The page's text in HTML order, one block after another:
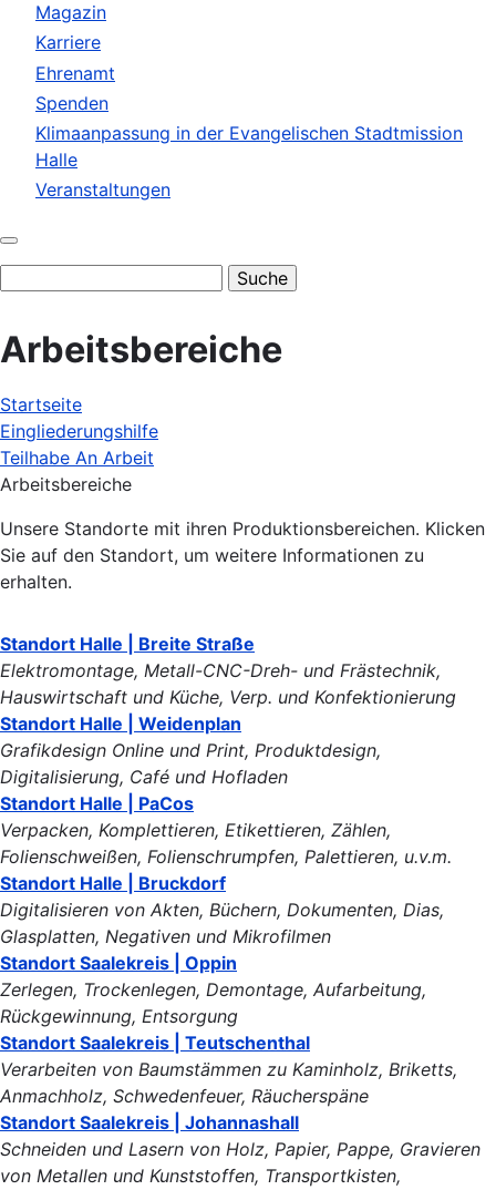
Magazin
Karriere
Ehrenamt
Spenden
Klimaanpassung in der Evangelischen Stadtmission
Halle
Veranstaltungen
Arbeitsbereiche
Pfadnavigation
Startseite
Eingliederungshilfe
Teilhabe An Arbeit
Arbeitsbereiche
Unsere Standorte mit ihren Produktionsbereichen. Klicken
Sie auf den Standort, um weitere Informationen zu
erhalten.
Standort Halle | Breite Straße
Elektromontage, Metall-CNC-Dreh- und Frästechnik,
Hauswirtschaft und Küche, Verp. und Konfektionierung
Standort Halle | Weidenplan
Grafikdesign Online und Print, Produktdesign,
Digitalisierung, Café und Hofladen
Standort Halle | PaCos
Verpacken, Komplettieren, Etikettieren, Zählen,
Folienschweißen, Folienschrumpfen, Palettieren, u.v.m.
Standort Halle | Bruckdorf
Digitalisieren von Akten, Büchern, Dokumenten, Dias,
Glasplatten, Negativen und Mikrofilmen
Standort Saalekreis | Oppin
Zerlegen, Trockenlegen, Demontage, Aufarbeitung,
Rückgewinnung, Entsorgung
Standort Saalekreis | Teutschenthal
Verarbeiten von Baumstämmen zu Kaminholz, Briketts,
Anmachholz, Schwedenfeuer, Räucherspäne
Standort Saalekreis | Johannashall
Schneiden und Lasern von Holz, Papier, Pappe, Gravieren
von Metallen und Kunststoffen, Transportkisten,